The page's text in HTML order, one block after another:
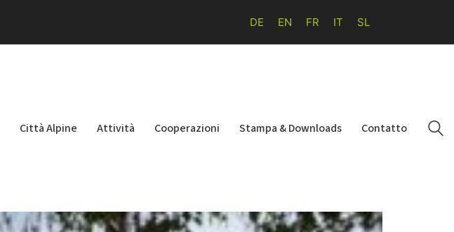
DE EN FR IT SL
Città Alpine Attività Cooperazioni Stampa & Downloads Contatto